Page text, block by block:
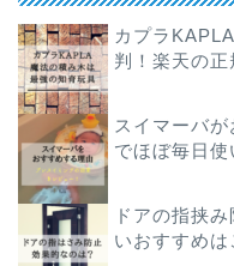
カプラ
判！楽天の
スイマーバ
でほぼ毎日使
ドアの指挟
いおすすめは